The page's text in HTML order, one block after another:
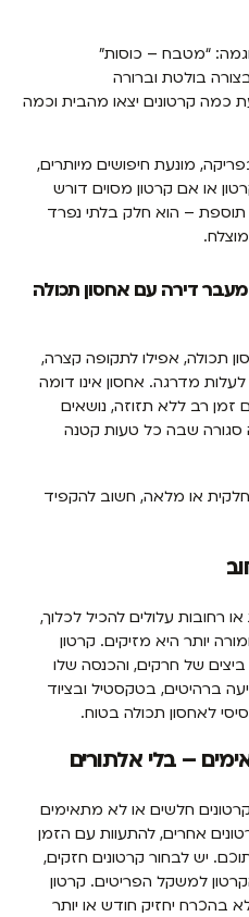
“מטבח – כוסות”
בולטת וברורה
קרטונים יצאו מהבית וכמה
מונעת חיפושים מיותרים,
או אם קרטון מסוים דורש
תוספת – הוא חלק בלתי נפרד
דירה עם אחסון תכולה
תכולה, אפילו לתקופה קצרה,
מדרגה. אחסון אינו דומה
זמן רב ללא תזוזה, נושאים
שבה כל טעות קטנה
או מלאה, חשוב להקפיד
רחובות עלולים להכיל לכלוך,
יותר היא מזיקים. קרטון
של חרקים, והכנסה שלו
ברהיטים, בטקסטיל ובציוד
לאחסון תכולה בטוח.
– בלי אלתורים
חלשים או לא מתאימים
אחרים, להתעוות עם הזמן
יש לבחור קרטונים חזקים,
למשקל הפריטים. קרטון
בהכרח יחזיק חודש או יותר